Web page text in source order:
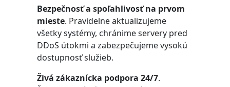
Bezpečnosť a spoľahlivosť na prvom
mieste. Pravidelne aktualizujeme
všetky systémy, chránime servery pred
DDoS útokmi a zabezpečujeme vysokú
dostupnosť služieb.
Živá zákaznícka podpora 24/7.